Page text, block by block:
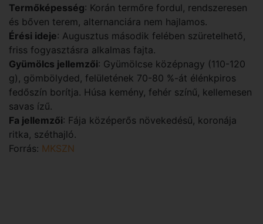
Termőképesség: Korán termőre fordul, rendszeresen
és bőven terem, alternanciára nem hajlamos.
Érési ideje: Augusztus második felében szüretelhető,
friss fogyasztásra alkalmas fajta.
Gyümölcs jellemzői: Gyümölcse középnagy (110-120
g), gömbölyded, felületének 70-80 %-át élénkpiros
fedőszín borítja. Húsa kemény, fehér színű, kellemesen
savas ízű.
Fa jellemzői: Fája középerős növekedésű, koronája
ritka, széthajló.
Forrás: MKSZN